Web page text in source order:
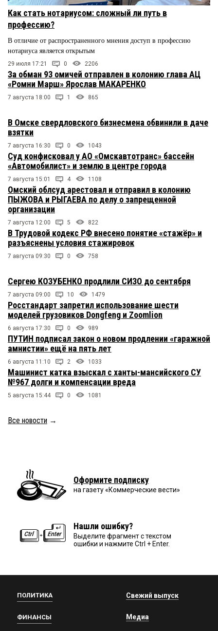
Как стать нотариусом: сложный ли путь в
профессию?
В отличие от распространенного мнения доступ в профессию
нотариуса является открытым
29 июля 17:21 0 2206
За обман 93 омичей отправлен в колонию глава АЦ
«Ромни Марш» Ярослав МАКАРЕНКО
7 августа 18:00 1 865
В Омске свердловского бизнесмена обвинили в даче
взятки
7 августа 16:30 0 1043
Суд конфисковал у АО «Омскавтотранс» бассейн
«Автомобилист» и землю в центре города
7 августа 15:01 4 1108
Омский облсуд арестовал и отправил в колонию
ПЫЖОВА и РЫГАЕВА по делу о запрещенной
организации
7 августа 12:00 5 822
В Трудовой кодекс РФ внесено понятие «стажёр» и
разъяснены условия стажировок
7 августа 09:30 0 758
Сергею КОЗУБЕНКО продлили СИЗО до сентября
7 августа 09:00 10 1479
Росстандарт запретил использование шести
моделей грузовиков Dongfeng и Zoomlion
6 августа 17:30 0 989
ПУТИН подписал закон о новом продлении «гаражной
амнистии» ещё на пять лет
6 августа 11:10 2 1033
Машинист катка взыскал с ханты-мансийского СУ
№967 долги и компенсации вреда
5 августа 15:44 0 1081
Все новости →
Оформите подписку
на газету «Коммерческие вести»
Нашли ошибку?
Выделите фрагмент с текстом
ошибки и нажмите Ctrl + Enter.
ПОЛИТИКА
ФИНАНСЫ
Свежий выпуск
Медиа